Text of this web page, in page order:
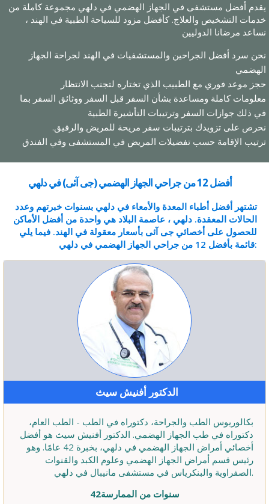
يقدم أفضل مستشفى في الجهاز الهضمي في دلهي مجموعة كاملة من
خدمات التشخيص والعلاج. كأفضل مزود للسياحة الطبية في الهند ،
نساعد مرضانا الدوليين
نحن سرد أفضل الجراحين والمستشفيات في الهند لجراحة الجهاز
الهضمي
حجز موعد فوري مع الطبيب الذي تختاره لتجنب الانتظار
معلومات كاملة ومساعدة بشأن السفر قبل السفر ووثائق السفر بما
في ذلك جوازات السفر وترتيبات التأشيرة الطبية
نحرص على تزويدك بترتيبات سفر مريحة للمريض والرفيق.
ترتيب الإقامة حسب تفضيلات المريض في المستشفى وفي الفندق
أفضل 12 من جراحي الجهاز الهضمي (جی آئی) في دلهي
تشتهر أفضل أطباء المعدة والأمعاء في دلهي بسنوات خبرتهم وعدد
الحالات المعقدة. دلهي ، عاصمة البلاد هي واحدة من أفضل الأماكن
للحصول على أخصائي جی آئی بأسعار معقولة في الهند. فيما يلي
قائمة بأفضل 12 من جراحي الجهاز الهضمي في دلهي:
الدكتور أفنيش سيث
بكالوريوس الطب والجراحة، دكتوراه في الطب - الطب العام،
دكتوراه في طب الجهاز الهضمي. الدكتور أفنيش سيث هو أفضل
أخصائي أمراض الجهاز الهضمي في دلهي، بخبرة 42 عامًا. وهو
رئيس قسم أمراض الجهاز الهضمي وعلوم الكبد والقنوات
الصفراوية والبنكرياس في مستشفى مانيبال في دلهي.
42سنوات من الممارسة